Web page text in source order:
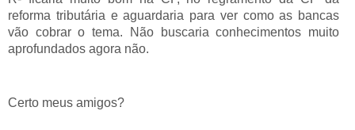
reforma tributária e aguardaria para ver como as bancas
vão cobrar o tema. Não buscaria conhecimentos muito
aprofundados agora não.
Certo meus amigos?